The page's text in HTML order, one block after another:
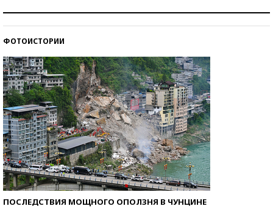
стобалльников?
ФОТОИСТОРИИ
ПОСЛЕДСТВИЯ МОЩНОГО ОПОЛЗНЯ В ЧУНЦИНЕ